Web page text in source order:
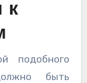
к
подобного
быть